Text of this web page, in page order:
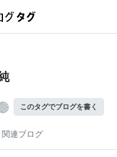
このタグでブログを書く
関連ブログ